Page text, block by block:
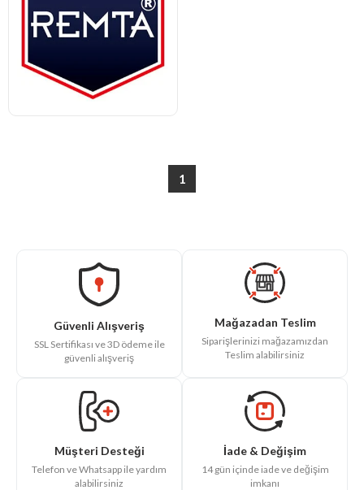
1
Güvenli Alışveriş
SSL Sertifikası ve 3D ödeme ile
güvenli alışveriş
Mağazadan Teslim
Siparişlerinizi mağazamızdan
Teslim alabilirsiniz
Müşteri Desteği
Telefon ve Whatsapp ile yardım
alabilirsiniz
İade & Değişim
14 gün içinde iade ve değişim
imkanı